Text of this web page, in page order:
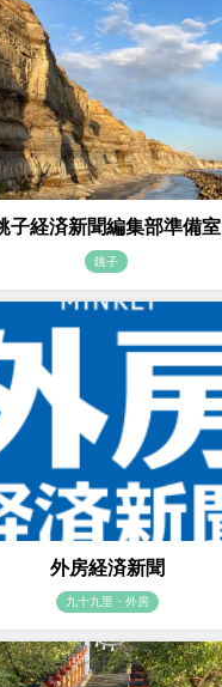
子経済新聞編集部準備室
銚子
外房経済新聞
九十九里・外房